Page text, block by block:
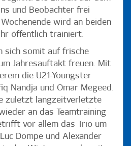
und Beobachter frei
wird an beiden
öffentlich trainiert.
sich somit auf frische
Jahresauftakt freuen. Mit
die U21-Youngster
Nandja und Omar Megeed.
zuletzt langzeitverletzte
an das Teamtraining
vor allem das Trio um
Dompe und Alexander